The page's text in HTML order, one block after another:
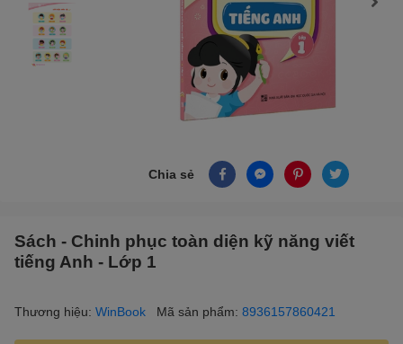
Chia sẻ
Sách - Chinh phục toàn diện kỹ năng viết
tiếng Anh - Lớp 1
Thương hiệu: WinBook Mã sản phẩm: 8936157860421